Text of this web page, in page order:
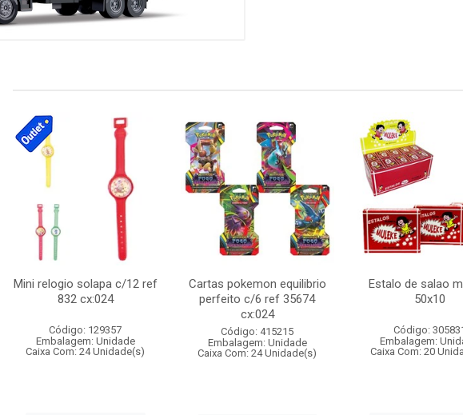
Mini relogio solapa c/12 ref
832 cx:024
Código: 129357
Embalagem: Unidade
Caixa Com: 24 Unidade(s)
Cartas pokemon equilibrio
perfeito c/6 ref 35674
cx:024
Código: 415215
Embalagem: Unidade
Caixa Com: 24 Unidade(s)
Estalo de salao
50x10
Código:
Embalagem:
Caixa Com: 20